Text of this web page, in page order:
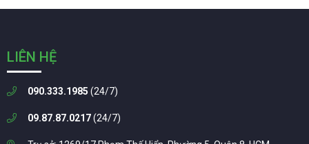
LIÊN HỆ
090.333.1985 (24/7)
09.87.87.0217(24/7)